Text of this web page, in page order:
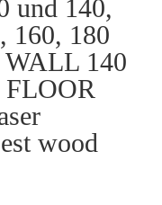
und 140,
160, 180
WALL 140
FLOOR
wood